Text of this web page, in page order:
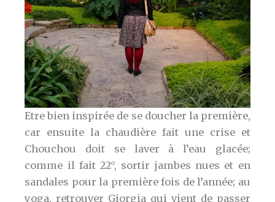
Etre bien inspirée de se doucher la première,
car ensuite la chaudière fait une crise et
Chouchou doit se laver à l’eau glacée;
comme il fait 22°, sortir jambes nues et en
sandales pour la première fois de l’année; au
yoga, retrouver Giorgia qui vient de passer